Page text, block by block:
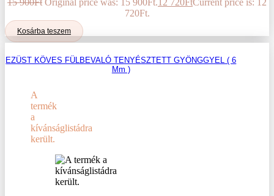
15 900Ft Original price was: 15 900Ft.12 720FtCurrent price is: 12
720Ft.
Kosárba teszem
EZÜST KÖVES FÜLBEVALÓ TENYÉSZTETT GYÖNGGYEL ( 6
Mm )
A
termék
a
kívánságlistádra
került.